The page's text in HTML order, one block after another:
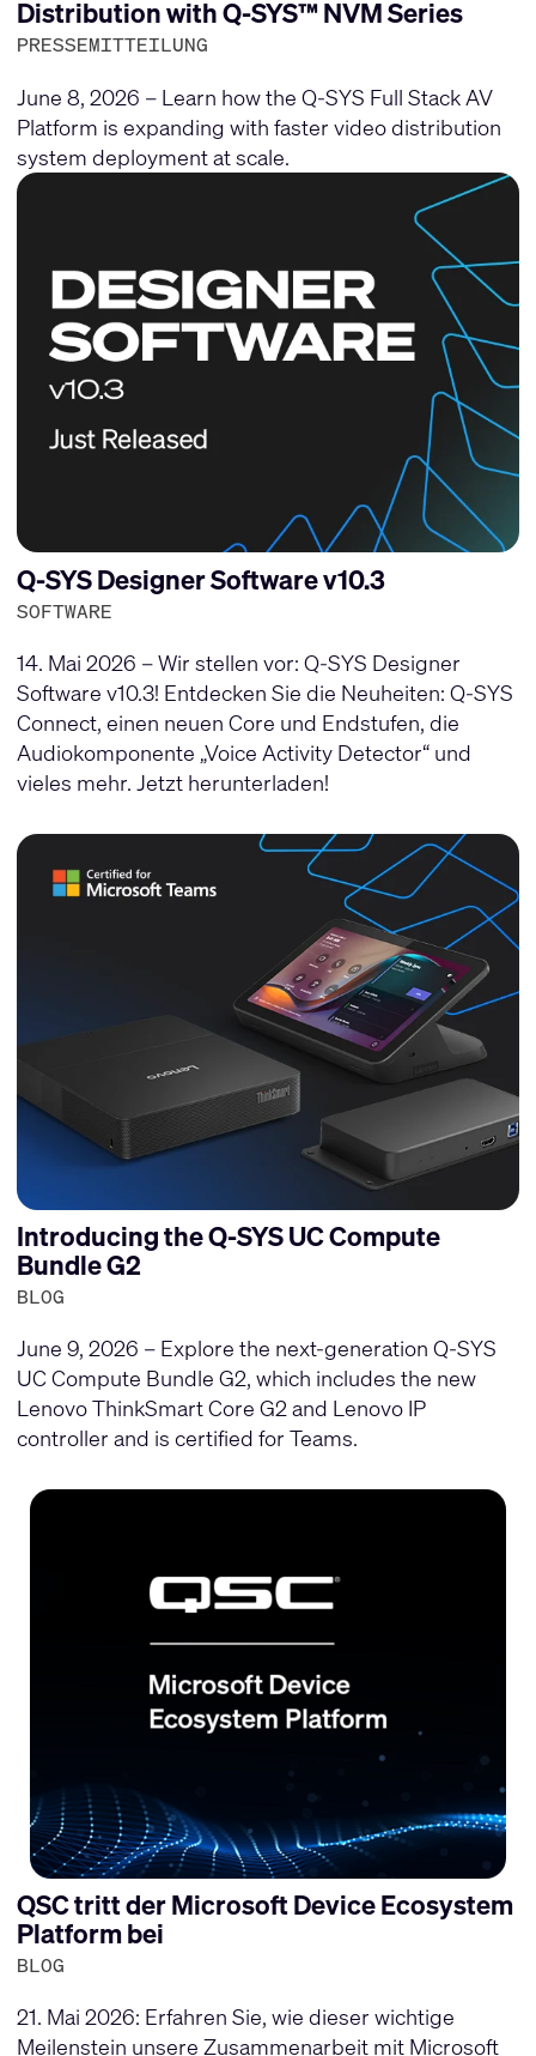
Distribution with Q-SYS™ NVM Series
PRESSEMITTEILUNG
June 8, 2026 – Learn how the Q-SYS Full Stack AV
Platform is expanding with faster video distribution
system deployment at scale.
Q-SYS Designer Software v10.3
SOFTWARE
14. Mai 2026 – Wir stellen vor: Q-SYS Designer
Software v10.3! Entdecken Sie die Neuheiten: Q-SYS
Connect, einen neuen Core und Endstufen, die
Audiokomponente „Voice Activity Detector“ und
vieles mehr. Jetzt herunterladen!
Introducing the Q-SYS UC Compute
Bundle G2
BLOG
June 9, 2026 – Explore the next-generation Q-SYS
UC Compute Bundle G2, which includes the new
Lenovo ThinkSmart Core G2 and Lenovo IP
controller and is certified for Teams.
QSC tritt der Microsoft Device Ecosystem
Platform bei
BLOG
21. Mai 2026: Erfahren Sie, wie dieser wichtige
Meilenstein unsere Zusammenarbeit mit Microsoft